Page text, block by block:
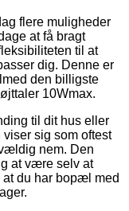
flere muligheder
at få bragt
til at
dig. Denne er
den billigste
10Wmax.
til dit hus eller
sig som oftest
nem. Den
at være selv at
at du har bopæl med